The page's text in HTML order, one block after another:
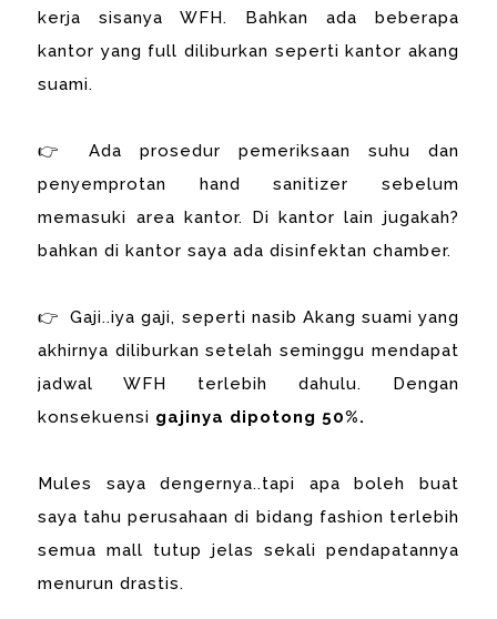
kerja sisanya WFH. Bahkan ada beberapa
kantor yang full diliburkan seperti kantor akang
suami.
👉 Ada prosedur pemeriksaan suhu dan
penyemprotan hand sanitizer sebelum
memasuki area kantor. Di kantor lain jugakah?
bahkan di kantor saya ada disinfektan chamber.
👉 Gaji..iya gaji, seperti nasib Akang suami yang
akhirnya diliburkan setelah seminggu mendapat
jadwal WFH terlebih dahulu. Dengan
konsekuensi gajinya dipotong 50%.
Mules saya dengernya..tapi apa boleh buat
saya tahu perusahaan di bidang fashion terlebih
semua mall tutup jelas sekali pendapatannya
menurun drastis.